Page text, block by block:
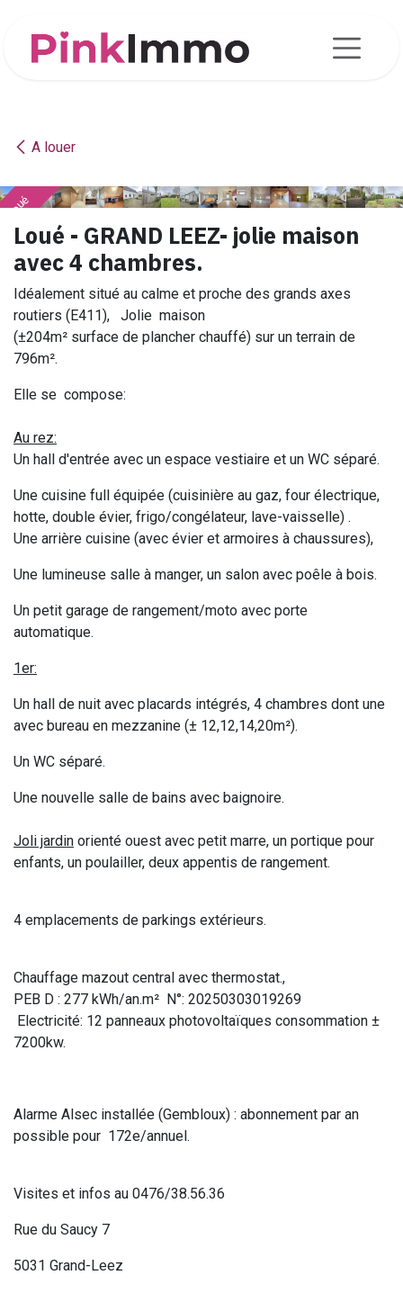
A louer
loué
loué
loué
loué
loué
loué
loué
loué
loué
loué
loué
loué
loué
loué
loué
loué
loué
loué
loué
loué
loué
loué
loué
Loué - GRAND LEEZ- jolie maison
avec 4 chambres.
Idéalement situé au calme et proche des grands axes
routiers (E411), Jolie maison
(±204m² surface de plancher chauffé) sur un terrain de
796m².
Elle se compose:
Au rez:
Un hall d'entrée avec un espace vestiaire et un WC séparé.
Une cuisine full équipée (cuisinière au gaz, four électrique,
hotte, double évier, frigo/congélateur, lave-vaisselle) .
Une arrière cuisine (avec évier et armoires à chaussures),
Une lumineuse salle à manger, un salon avec poêle à bois.
Un petit garage de rangement/moto avec porte
automatique.
1er:
Un hall de nuit avec placards intégrés, 4 chambres dont une
avec bureau en mezzanine (± 12,12,14,20m²).
Un WC séparé.
Une nouvelle salle de bains avec baignoire.
Joli jardin orienté ouest avec petit marre, un portique pour
enfants, un poulailler, deux appentis de rangement.
4 emplacements de parkings extérieurs.
Chauffage mazout central avec thermostat.,
PEB D : 277 kWh/an.m² N°: 20250303019269
Electricité: 12 panneaux photovoltaïques consommation ±
7200kw.
Alarme Alsec installée (Gembloux) : abonnement par an
possible pour 172e/annuel.
Visites et infos au 0476/38.56.36
Rue du Saucy 7
5031 Grand-Leez